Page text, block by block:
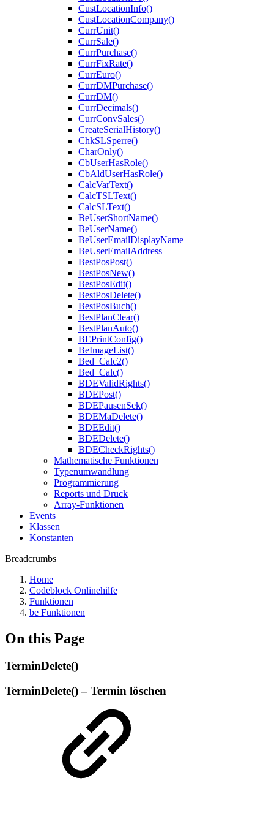
CustLocationInfo()
CustLocationCompany()
CurrUnit()
CurrSale()
CurrPurchase()
CurrFixRate()
CurrEuro()
CurrDMPurchase()
CurrDM()
CurrDecimals()
CurrConvSales()
CreateSerialHistory()
ChkSLSperre()
CharOnly()
CbUserHasRole()
CbAldUserHasRole()
CalcVarText()
CalcTSLText()
CalcSLText()
BeUserShortName()
BeUserName()
BeUserEmailDisplayName
BeUserEmailAddress
BestPosPost()
BestPosNew()
BestPosEdit()
BestPosDelete()
BestPosBuch()
BestPlanClear()
BestPlanAuto()
BEPrintConfig()
BeImageList()
Bed_Calc2()
Bed_Calc()
BDEValidRights()
BDEPost()
BDEPausenSek()
BDEMaDelete()
BDEEdit()
BDEDelete()
BDECheckRights()
Mathematische Funktionen
Typenumwandlung
Programmierung
Reports und Druck
Array-Funktionen
Events
Klassen
Konstanten
Breadcrumbs
Home
Codeblock Onlinehilfe
Funktionen
be Funktionen
On this Page
TerminDelete()
TerminDelete() – Termin löschen